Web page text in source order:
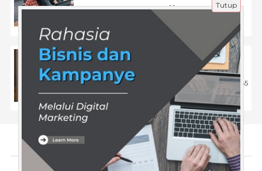
18 Maret 2025 | 519
Kontroversi Gufron dan "Bahasa
9 Jul 2024 | 1165
Tentang Kami
Artikel
Tutup